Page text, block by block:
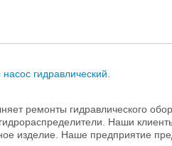
гидравлический.
ремонты гидравлического
Наши
изделие. Наше предприятие